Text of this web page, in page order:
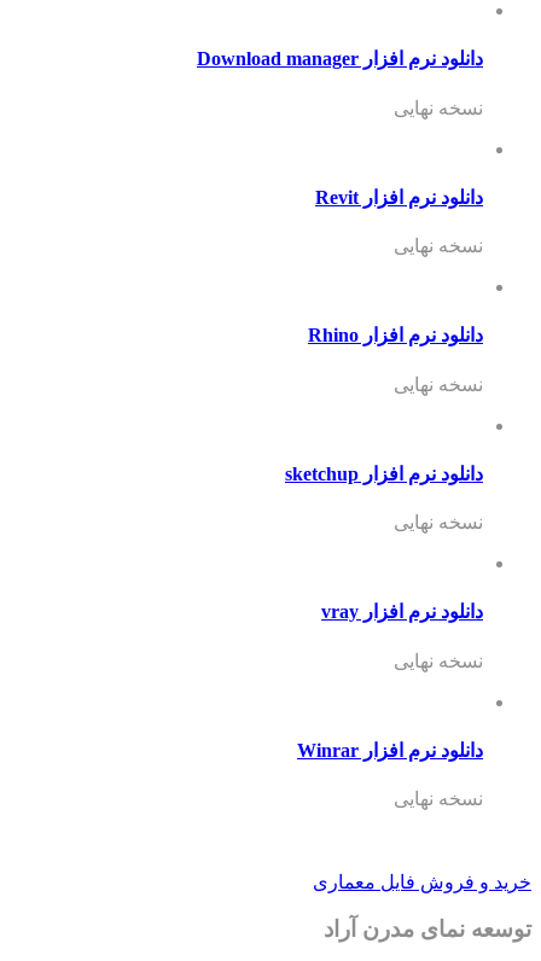
دانلود نرم افزار Download manager
نسخه نهایی
دانلود نرم افزار Revit
نسخه نهایی
دانلود نرم افزار Rhino
نسخه نهایی
دانلود نرم افزار sketchup
نسخه نهایی
دانلود نرم افزار vray
نسخه نهایی
دانلود نرم افزار Winrar
نسخه نهایی
خرید و فروش فایل معماری
توسعه نمای مدرن آراد